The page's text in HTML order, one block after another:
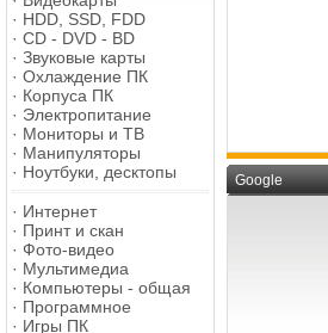
· HDD, SSD, FDD
· CD - DVD - BD
· Звуковые карты
· Охлаждение ПК
· Корпуса ПК
· Электропитание
· Мониторы и ТВ
· Манипуляторы
· Ноутбуки, десктопы
· Интернет
· Принт и скан
· Фото-видео
· Мультимедиа
· Компьютеры - общая
· Программное
· Игры ПК
Google